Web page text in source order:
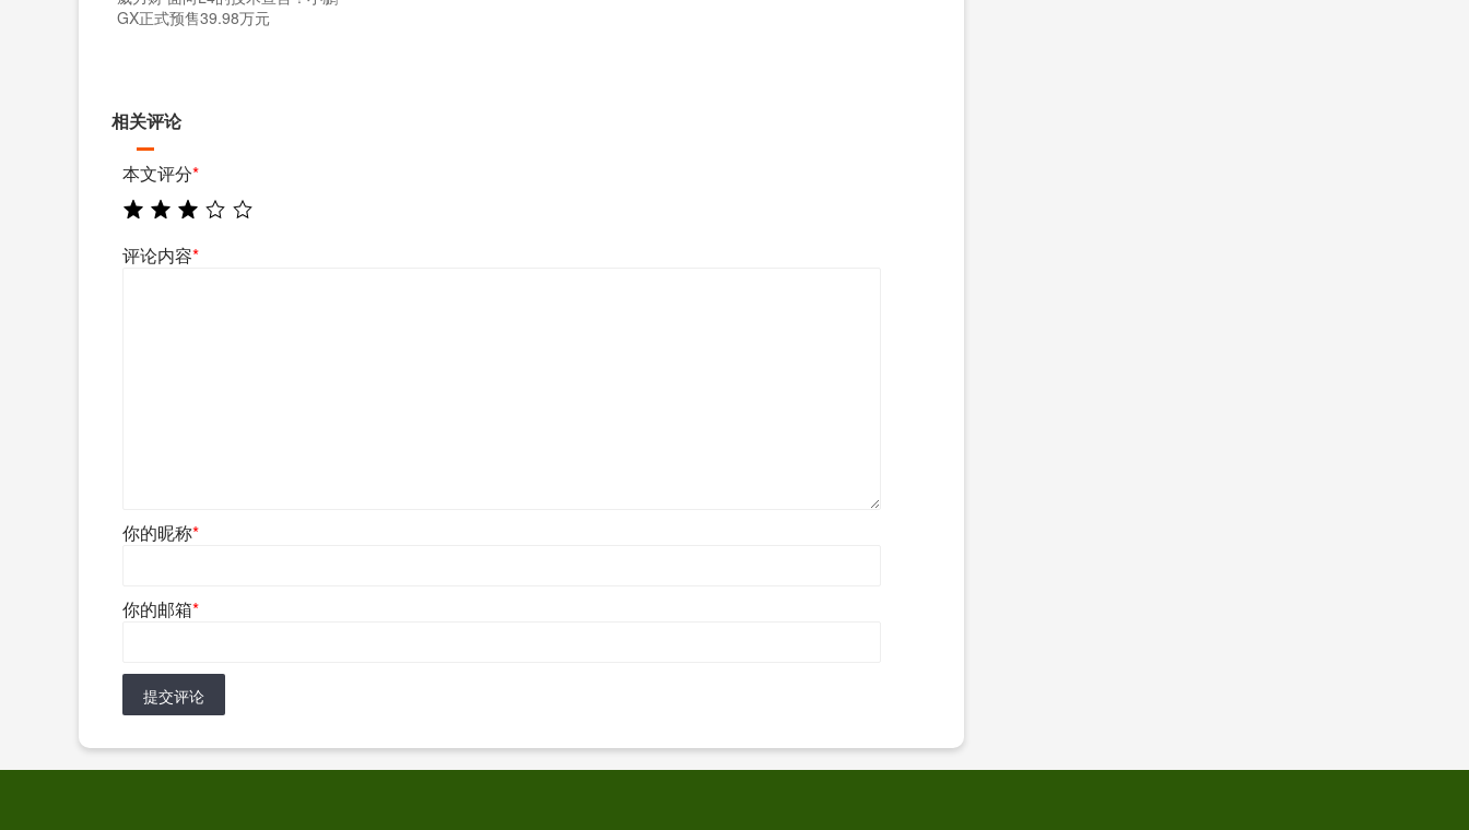
GX正式预售39.98万元
相关评论
本文评分*
评论内容*
你的昵称*
你的邮箱*
提交评论